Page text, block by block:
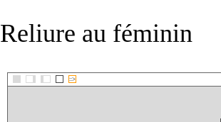
Reliure au féminin
::>